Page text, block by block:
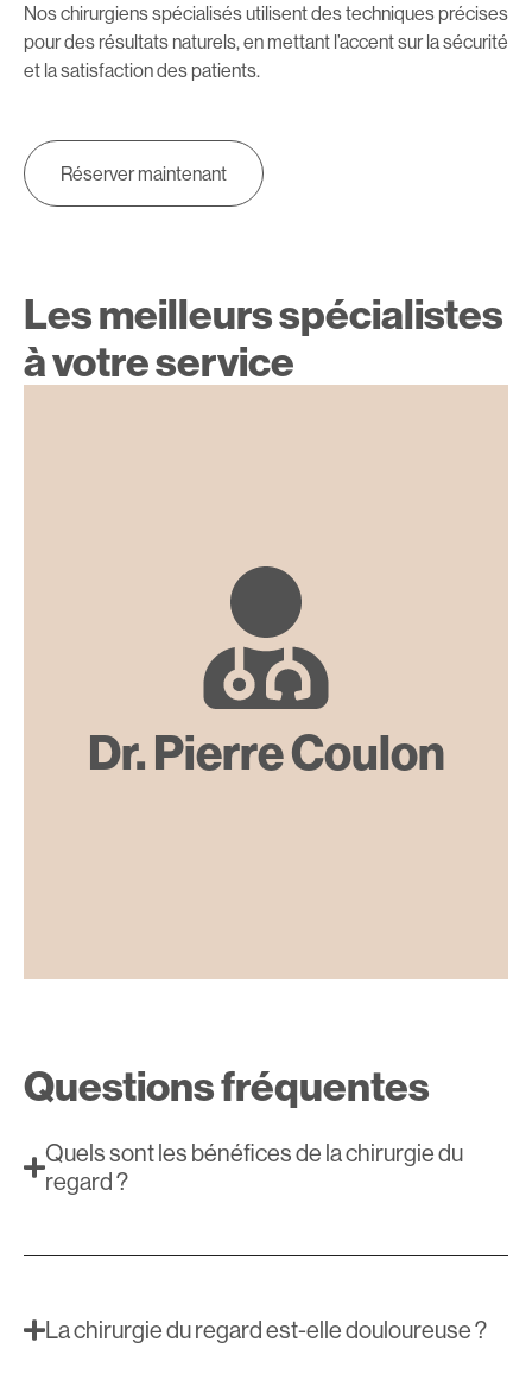
Nos chirurgiens spécialisés utilisent des techniques précises
pour des résultats naturels, en mettant l’accent sur la sécurité
et la satisfaction des patients.
Réserver maintenant
Les meilleurs spécialistes
à votre service
Dr. Pierre Coulon
Dr. Pierre Coulon
Spécialiste en chirurgie orbito-palpébrale et voies
lacrymales, chirurgie du regard, FMH
Questions fréquentes
Quels sont les bénéfices de la chirurgie du
regard ?
La chirurgie du regard est-elle douloureuse ?